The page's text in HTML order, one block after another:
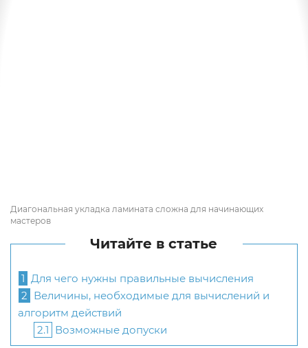
Диагональная укладка ламината сложна для начинающих
мастеров
Читайте в статье
1 Для чего нужны правильные вычисления
2 Величины, необходимые для вычислений и
алгоритм действий
2.1 Возможные допуски